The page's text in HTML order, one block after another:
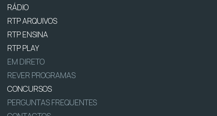
RÁDIO
RTP ARQUIVOS
RTP ENSINA
RTP PLAY
EM DIRETO
REVER PROGRAMAS
CONCURSOS
PERGUNTAS FREQUENTES